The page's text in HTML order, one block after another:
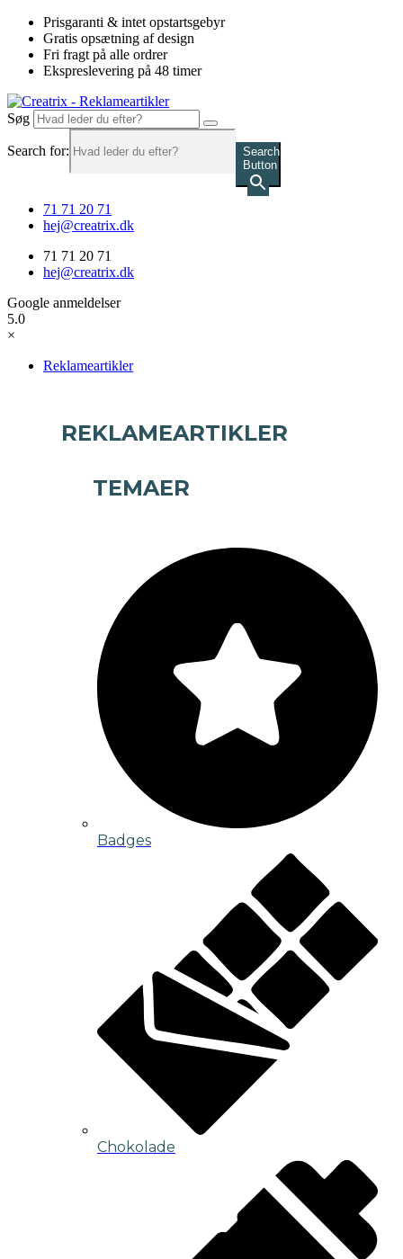
Videre
indhold
Prisgaranti & intet opstartsgebyr
Gratis opsætning af design
Fri fragt på alle ordrer
Ekspreslevering på 48 timer
Søg
Search for:
Search
Button
71 71 20 71
hej@creatrix.dk
71 71 20 71
hej@creatrix.dk
Google anmeldelser
5.0
×
Reklameartikler
REKLAMEARTIKLER
TEMAER
Badges
Chokolade